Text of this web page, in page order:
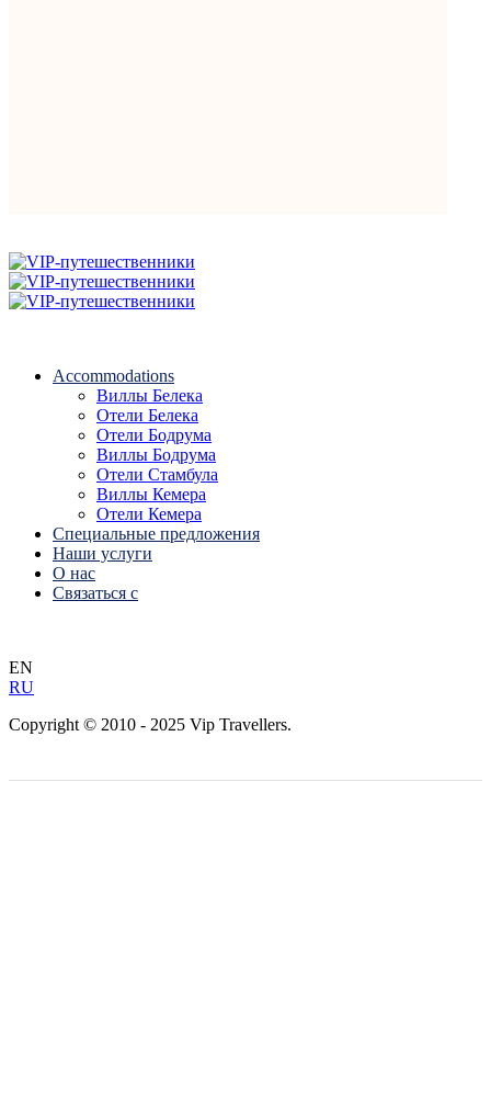
Accommodations
Виллы Белека
Отели Белека
Отели Бодрума
Виллы Бодрума
Отели Стамбула
Виллы Кемера
Отели Кемера
Специальные предложения
Наши услуги
О нас
Связаться с
EN
RU
Copyright © 2010 - 2025 Vip Travellers.